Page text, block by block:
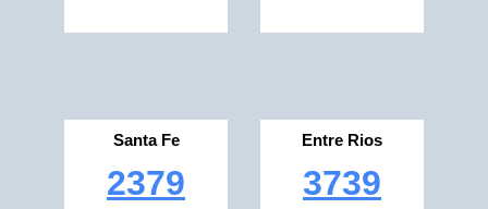
Santa Fe
2379
Entre Rios
3739